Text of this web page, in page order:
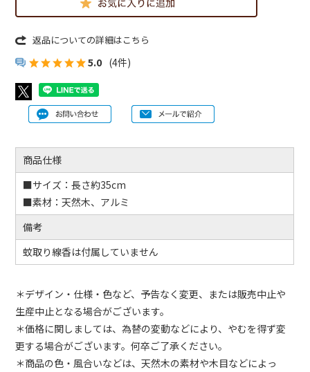
返品についての詳細はこちら
5.0 (4件)
商品仕様
■サイズ：長さ約35cm
■素材：天然木、アルミ
備考
蚊取り線香は付属していません
＊デザイン・仕様・色など、予告なく変更、または販売中止や
生産中止となる場合がございます。
＊価格に関しましては、為替の変動などにより、やむを得ず変
更する場合がございます。何卒ご了承ください。
＊商品の色・風合いなどは、天然木の素材や木目などによっ